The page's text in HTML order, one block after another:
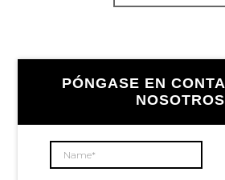
a
Barra
principal
PÓNGASE EN
NOSOTROS